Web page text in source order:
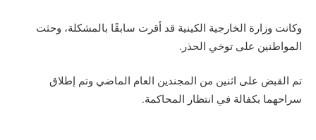
وكانت وزارة الخارجية الكينية قد أقرت سابقًا بالمشكلة، وحثت
المواطنين على توخي الحذر.
تم القبض على اثنين من المجندين العام الماضي وتم إطلاق
سراحهما بكفالة في انتظار المحاكمة.